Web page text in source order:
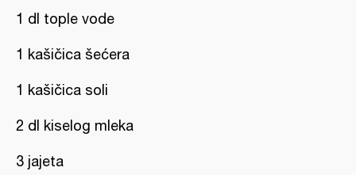
1 dl tople vode
1 kašičica šećera
1 kašičica soli
2 dl kiselog mleka
3 jajeta